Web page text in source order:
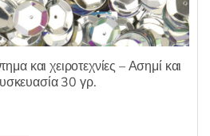
και χειροτεχνίες – Ασημί και
30 γρ.